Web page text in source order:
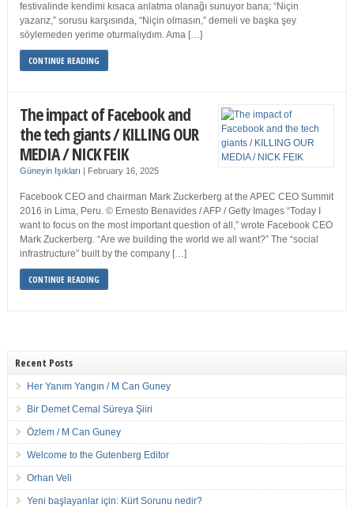
festivalinde kendimi kısaca anlatma olanağı sunuyor bana; “Niçin
yazarız,” sorusu karşısında, “Niçin olmasın,” demeli ve başka şey
söylemeden yerime oturmalıydım. Ama […]
CONTINUE READING
The impact of Facebook and
the tech giants / KILLING OUR
MEDIA / NICK FEIK
Güneyin Işıkları | February 16, 2025
Facebook CEO and chairman Mark Zuckerberg at the APEC CEO Summit
2016 in Lima, Peru. © Ernesto Benavides / AFP / Getty Images “Today I
want to focus on the most important question of all,” wrote Facebook CEO
Mark Zuckerberg. “Are we building the world we all want?” The “social
infrastructure” built by the company […]
CONTINUE READING
Recent Posts
Her Yanım Yangın / M Can Guney
Bir Demet Cemal Süreya Şiiri
Özlem / M Can Guney
Welcome to the Gutenberg Editor
Orhan Veli
Yeni başlayanlar için: Kürt Sorunu nedir?